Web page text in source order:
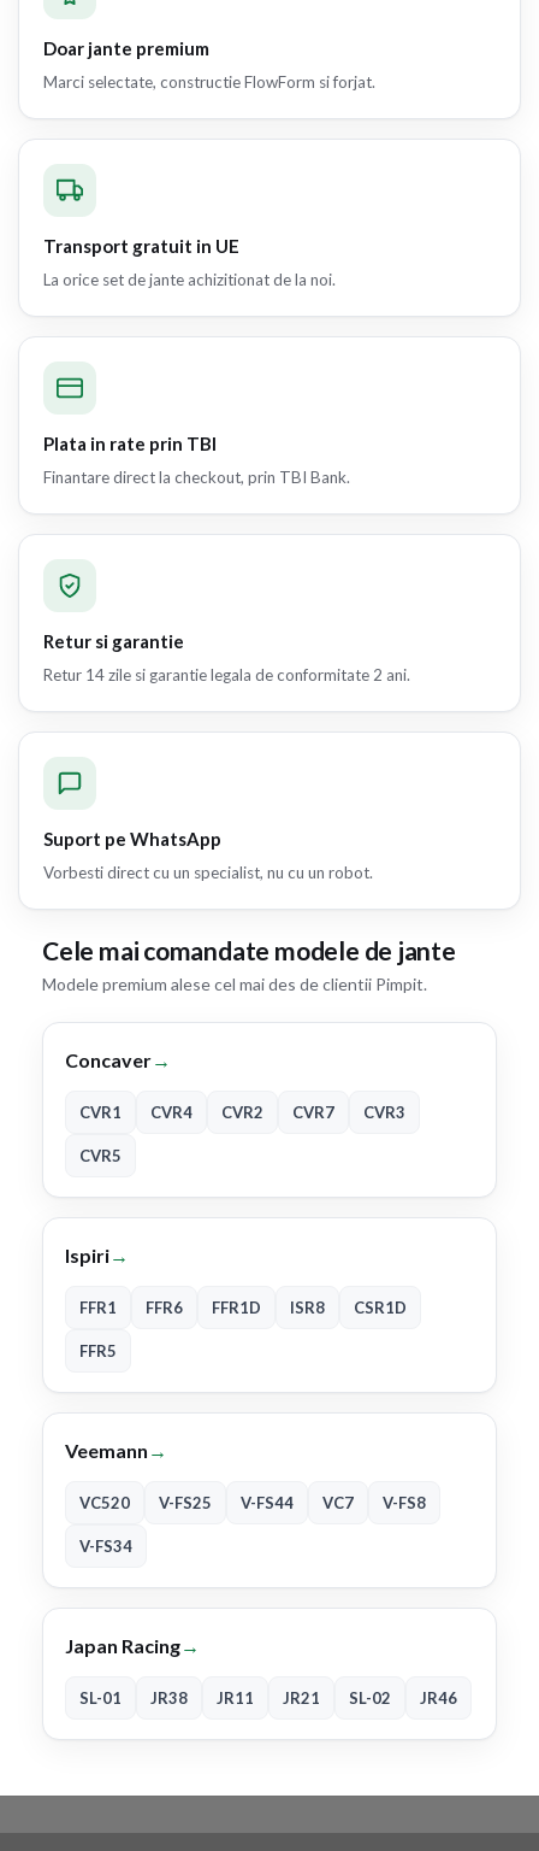
Doar jante premium
Marci selectate, constructie FlowForm si forjat.
Transport gratuit in UE
La orice set de jante achizitionat de la noi.
Plata in rate prin TBI
Finantare direct la checkout, prin TBI Bank.
Retur si garantie
Retur 14 zile si garantie legala de conformitate 2 ani.
Suport pe WhatsApp
Vorbesti direct cu un specialist, nu cu un robot.
Cele mai comandate modele de jante
Modele premium alese cel mai des de clientii Pimpit.
Concaver→
CVR1 CVR4 CVR2 CVR7 CVR3
CVR5
Ispiri→
FFR1 FFR6 FFR1D ISR8 CSR1D
FFR5
Veemann →
VC520 V-FS25 V-FS44 VC7 V-FS8
V-FS34
Japan Racing→
SL-01 JR38 JR11 JR21 SL-02 JR46